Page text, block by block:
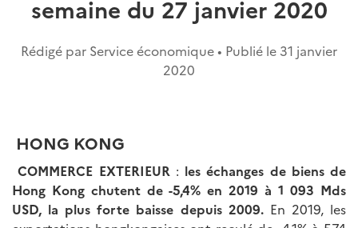
semaine du 27 janvier 2020
Rédigé par Service économique • Publié le 31 janvier
2020
HONG KONG
COMMERCE EXTERIEUR : les échanges de biens de
Hong Kong chutent de -5,4% en 2019 à 1 093 Mds
USD, la plus forte baisse depuis 2009.En 2019, les